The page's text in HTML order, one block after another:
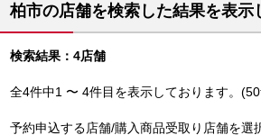
柏市の店舗を検索した結果を表示
検索結果：4店舗
全4件中1 〜 4件目を表示しております。
予約申込する店舗/購入商品受取り店舗を選